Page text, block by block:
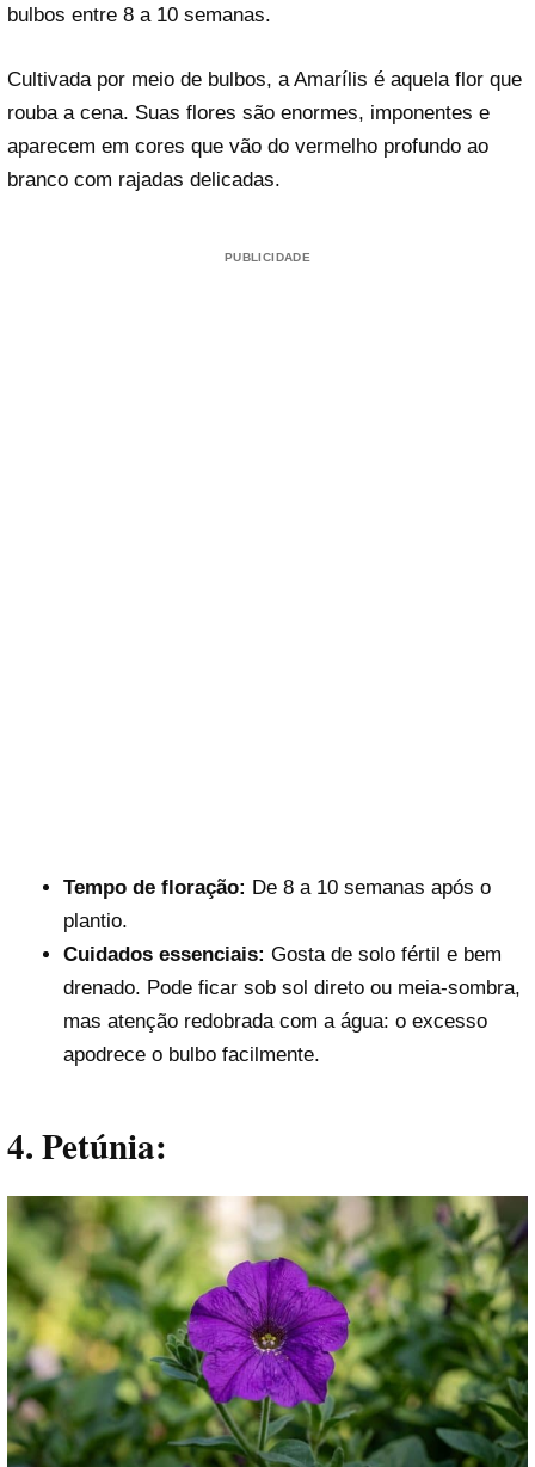
bulbos entre 8 a 10 semanas.
Cultivada por meio de bulbos, a Amarílis é aquela flor que
rouba a cena. Suas flores são enormes, imponentes e
aparecem em cores que vão do vermelho profundo ao
branco com rajadas delicadas.
PUBLICIDADE
Tempo de floração: De 8 a 10 semanas após o
plantio.
Cuidados essenciais: Gosta de solo fértil e bem
drenado. Pode ficar sob sol direto ou meia-sombra,
mas atenção redobrada com a água: o excesso
apodrece o bulbo facilmente.
4. Petúnia: